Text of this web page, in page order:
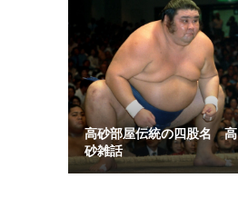
高砂部屋伝統の四股名 高
砂雑話